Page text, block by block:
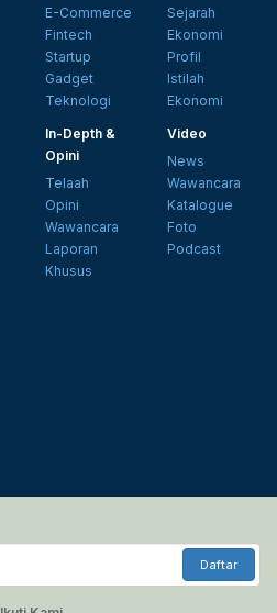
E-Commerce
Fintech
Startup
Gadget
Teknologi
Sejarah
Ekonomi
Profil
Istilah
Ekonomi
In-Depth &
Opini
Telaah
Opini
Wawancara
Laporan
Khusus
Video
News
Wawancara
Katalogue
Foto
Podcast
Daftar